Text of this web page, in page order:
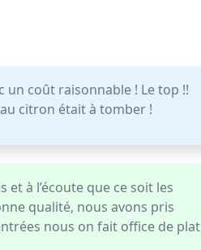
un coût raisonnable ! Le top !!
au citron était à tomber !
et à l’écoute que ce soit les
qualité, nous avons pris
nous on fait office de plat